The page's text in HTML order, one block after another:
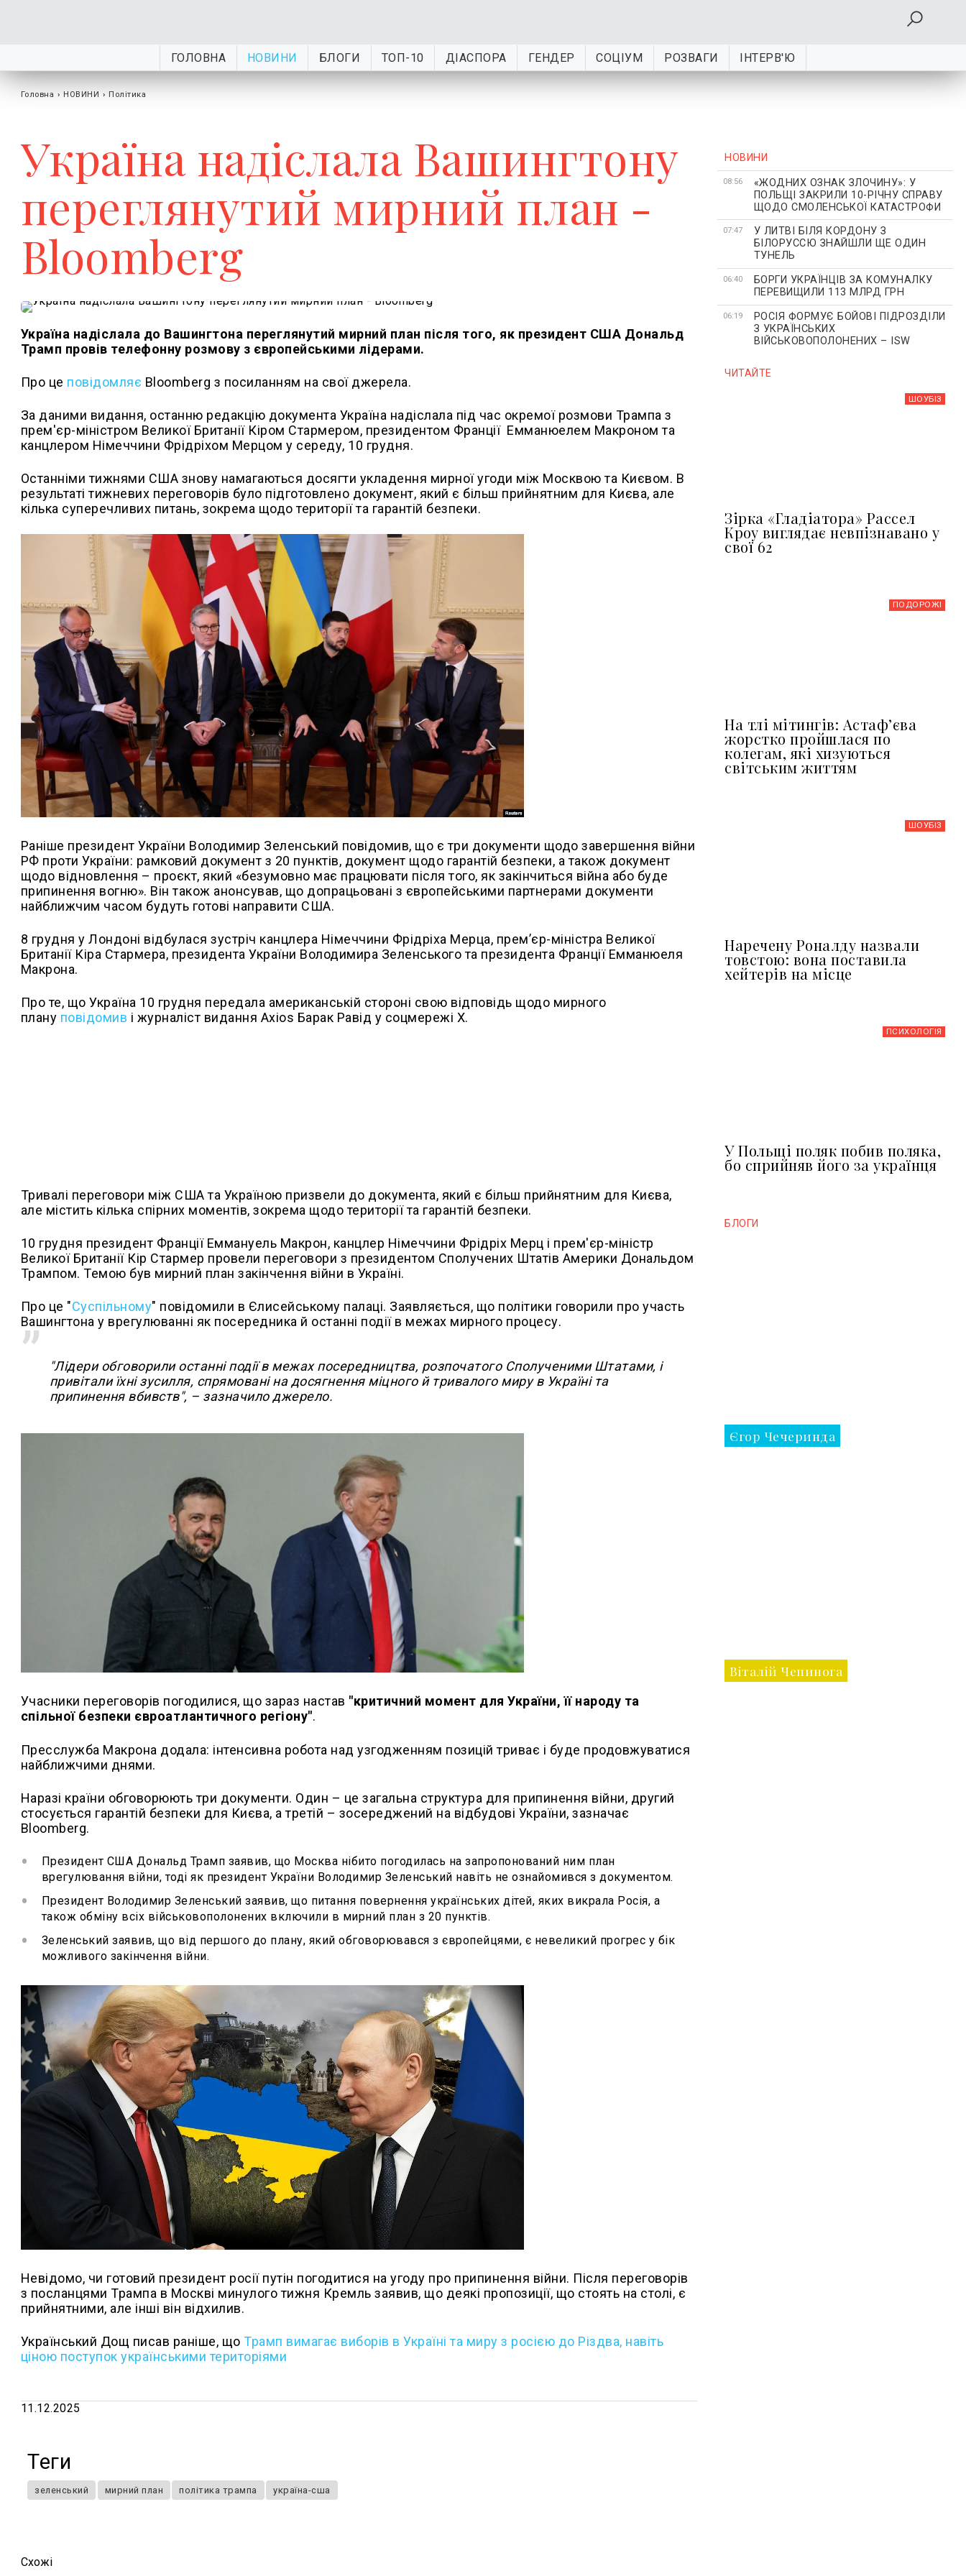
ГОЛОВНА НОВИНИ БЛОГИ ТОП-10 ДІАСПОРА ГЕНДЕР СОЦІУМ РОЗВАГИ ІНТЕРВ'Ю
Головна › НОВИНИ › Політика
Україна надіслала Вашингтону
переглянутий мирний план -
Bloomberg
Україна надіслала до Вашингтона переглянутий мирний план після того, як президент США Дональд
Трамп провів телефонну розмову з європейськими лідерами.
Про це повідомляє Bloomberg з посиланням на свої джерела.
За даними видання, останню редакцію документа Україна надіслала під час окремої розмови Трампа з
прем'єр-міністром Великої Британії Кіром Стармером, президентом Франції Емманюелем Макроном та
канцлером Німеччини Фрідріхом Мерцом у середу, 10 грудня.
Останніми тижнями США знову намагаються досягти укладення мирної угоди між Москвою та Києвом. В
результаті тижневих переговорів було підготовлено документ, який є більш прийнятним для Києва, але
кілька суперечливих питань, зокрема щодо території та гарантій безпеки.
Раніше президент України Володимир Зеленський повідомив, що є три документи щодо завершення війни
РФ проти України: рамковий документ з 20 пунктів, документ щодо гарантій безпеки, а також документ
щодо відновлення – проєкт, який «безумовно має працювати після того, як закінчиться війна або буде
припинення вогню». Він також анонсував, що допрацьовані з європейськими партнерами документи
найближчим часом будуть готові направити США.
8 грудня у Лондоні відбулася зустріч канцлера Німеччини Фрідріха Мерца, прем’єр-міністра Великої
Британії Кіра Стармера, президента України Володимира Зеленського та президента Франції Емманюеля
Макрона.
Про те, що Україна 10 грудня передала американській стороні свою відповідь щодо мирного
плану повідомив і журналіст видання Axios Барак Равід у соцмережі Х.
Тривалі переговори між США та Україною призвели до документа, який є більш прийнятним для Києва,
але містить кілька спірних моментів, зокрема щодо території та гарантій безпеки.
10 грудня президент Франції Еммануель Макрон, канцлер Німеччини Фрідріх Мерц і прем'єр-міністр
Великої Британії Кір Стармер провели переговори з президентом Сполучених Штатів Америки Дональдом
Трампом. Темою був мирний план закінчення війни в Україні.
Про це "Суспільному" повідомили в Єлисейському палаці. Заявляється, що політики говорили про участь
Вашингтона у врегулюванні як посередника й останні події в межах мирного процесу.
"Лідери обговорили останні події в межах посередництва, розпочатого Сполученими Штатами, і
привітали їхні зусилля, спрямовані на досягнення міцного й тривалого миру в Україні та
припинення вбивств", – зазначило джерело.
Учасники переговорів погодилися, що зараз настав "критичний момент для України, її народу та
спільної безпеки євроатлантичного регіону".
Пресслужба Макрона додала: інтенсивна робота над узгодженням позицій триває і буде продовжуватися
найближчими днями.
Наразі країни обговорюють три документи. Один – це загальна структура для припинення війни, другий
стосується гарантій безпеки для Києва, а третій – зосереджений на відбудові України, зазначає
Bloomberg.
Президент США Дональд Трамп заявив, що Москва нібито погодилась на запропонований ним план
врегулювання війни, тоді як президент України Володимир Зеленський навіть не ознайомився з документом.
Президент Володимир Зеленський заявив, що питання повернення українських дітей, яких викрала Росія, а
також обміну всіх військовополонених включили в мирний план з 20 пунктів.
Зеленський заявив, що від першого до плану, який обговорювався з європейцями, є невеликий прогрес у бік
можливого закінчення війни.
Невідомо, чи готовий президент росії путін погодитися на угоду про припинення війни. Після переговорів
з посланцями Трампа в Москві минулого тижня Кремль заявив, що деякі пропозиції, що стоять на столі, є
прийнятними, але інші він відхилив.
Український Дощ писав раніше, що Трамп вимагає виборів в Україні та миру з росією до Різдва, навіть
ціною поступок українськими територіями
11.12.2025
Теги
зеленський мирний план політика трампа україна-сша
НОВИНИ
08:56
«ЖОДНИХ ОЗНАК ЗЛОЧИНУ»: У
ПОЛЬЩІ ЗАКРИЛИ 10-РІЧНУ СПРАВУ
ЩОДО СМОЛЕНСЬКОЇ КАТАСТРОФИ
07:47
У ЛИТВІ БІЛЯ КОРДОНУ З
БІЛОРУССЮ ЗНАЙШЛИ ЩЕ ОДИН
ТУНЕЛЬ
06:40
БОРГИ УКРАЇНЦІВ ЗА КОМУНАЛКУ
ПЕРЕВИЩИЛИ 113 МЛРД ГРН
06:19
РОСІЯ ФОРМУЄ БОЙОВІ ПІДРОЗДІЛИ
З УКРАЇНСЬКИХ
ВІЙСЬКОВОПОЛОНЕНИХ – ISW
ЧИТАЙТЕ
ШОУБIЗ
Зірка «Гладіатора» Рассел
Кроу виглядає невпізнавано у
свої 62
ПОДОРОЖІ
На тлі мітингів: Астафʼєва
жорстко пройшлася по
колегам, які хизуються
світським життям
ШОУБIЗ
Наречену Роналду назвали
товстою: вона поставила
хейтерів на місце
ПСИХОЛОГІЯ
У Польщі поляк побив поляка,
бо сприйняв його за українця
БЛОГИ
Єгор Чечеринда
Віталій Чепинога
Схожi